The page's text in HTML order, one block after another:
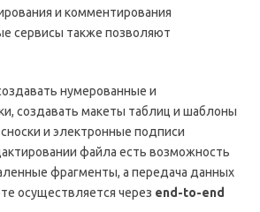
и комментирования
сервисы также позволяют
нумерованные и
создавать макеты таблиц и шаблоны
и электронные подписи
файла есть возможность
фрагменты, а передача данных
осуществляется через end-to-end